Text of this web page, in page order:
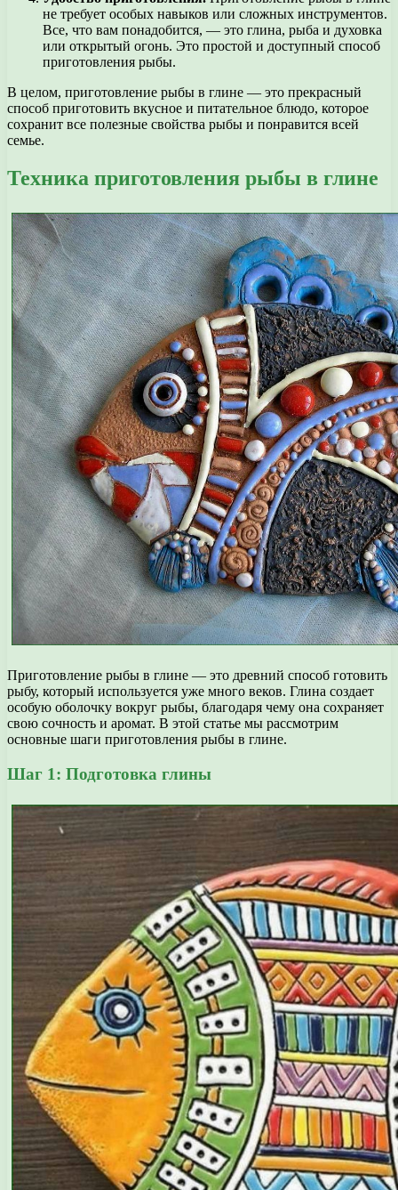
не требует особых навыков или сложных инструментов.
Все, что вам понадобится, — это глина, рыба и духовка
или открытый огонь. Это простой и доступный способ
приготовления рыбы.
В целом, приготовление рыбы в глине — это прекрасный
способ приготовить вкусное и питательное блюдо, которое
сохранит все полезные свойства рыбы и понравится всей
семье.
Техника приготовления рыбы в глине
Приготовление рыбы в глине — это древний способ готовить
рыбу, который используется уже много веков. Глина создает
особую оболочку вокруг рыбы, благодаря чему она сохраняет
свою сочность и аромат. В этой статье мы рассмотрим
основные шаги приготовления рыбы в глине.
Шаг 1: Подготовка глины